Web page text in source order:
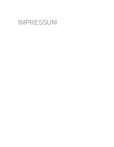
IMPRESSUM